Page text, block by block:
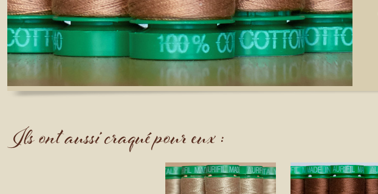
Ils ont aussi craqué pour eux :